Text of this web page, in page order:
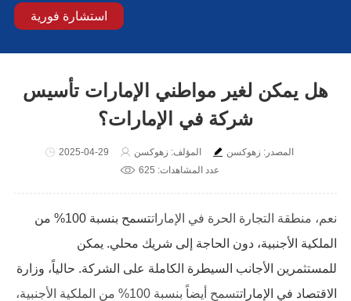
استشارة فورية
هل يمكن لغير مواطني الإمارات تأسيس
شركة في الإمارات؟
2025-04-29 المؤلف: زهوكسن
المصدر: زهوكسن
عدد المشاهدات: 625
نعم، منطقة التجارة الحرة في الإمارات
تسمح بنسبة 100% من
الملكية الأجنبية، دون الحاجة إلى شريك محلي. يمكن
للمستثمرين الأجانب السيطرة الكاملة على الشركة. حالياً، وزارة
الاقتصاد في الإمارات
تسمح أيضاً بنسبة 100% من الملكية الأجنبية،